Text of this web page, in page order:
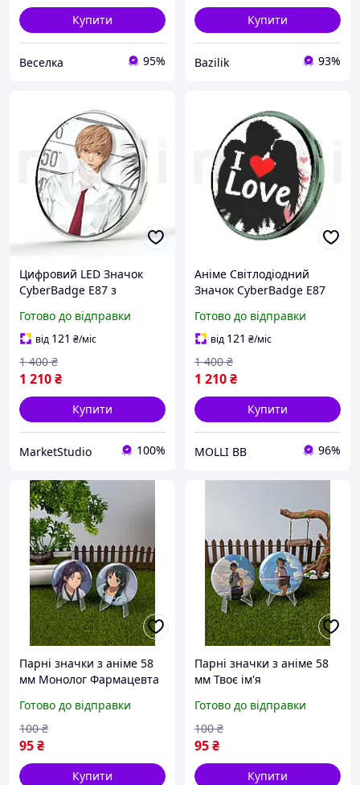
Купити
Веселка 95%
Купити
Bazilik 93%
Цифровий LED Значок
CyberBadge E87 з
Додатком і Bluetooth
Електронний Е-Бейдж з
Відео, GIF і Фото, Аніме
Готово до відправки
від 121 ₴/міс
1 210₴
1 400 ₴
Купити
MarketStudio 100%
Аніме Світлодіодний
Значок CyberBadge E87
Сенсорним HD-дисплеєм
64 МБ, Bluetooth та
Додатком, Електронний
Готово до відправки
від 121 ₴/міс
1 210₴
1 400 ₴
Купити
MOLLI BB 96%
Парні значки з аніме 58
мм Монолог Фармацевта
Готово до відправки
95₴
100 ₴
Купити
Парні значки з аніме 58
мм Твоє ім'я
Готово до відправки
95₴
100 ₴
Купити